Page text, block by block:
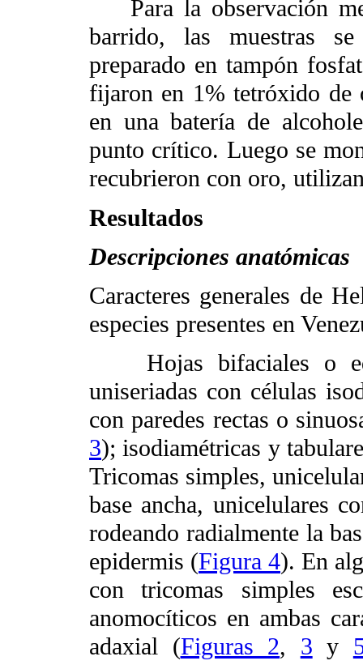
Para la observación
barrido, las muestras
preparado en tampón
fijaron en 1% tetróxido de
en una batería de
punto crítico. Luego se
recubrieron con oro,
Resultados
Descripciones anatómicas
Caracteres generales de
especies presentes en
Hojas bifaciales o
uniseriadas con células
con paredes rectas o
3); isodiamétricas y
Tricomas simples,
base ancha, unicelulares
rodeando radialmente la
epidermis (Figura 4). En
con tricomas simples
anomocíticos en ambas
adaxial (Figuras 2, 3 y